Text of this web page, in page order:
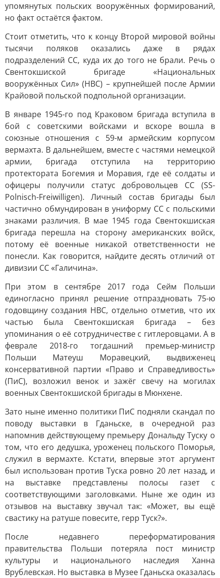
упомянутых польских вооружённых формирований,
но факт остаётся фактом.
Стоит отметить, что к концу Второй мировой войны
тысячи поляков оказались даже в рядах
подразделений СС, куда их до того не брали. Речь о
Свентокшиской бригаде «Национальных
вооружённых Сил» (НВС) – крупнейшей после Армии
Крайовой польской подпольной организации.
В январе 1945-го под Краковом бригада вступила в
бой с советскими войсками и вскоре вошла в
союзные отношения с 59-м армейским корпусом
вермахта. В дальнейшем, вместе с частями немецкой
армии, бригада отступила на территорию
протектората Богемия и Моравия, где её солдаты и
офицеры получили статус добровольцев СС (SS-
Polnisch-Freiwilligen). Личный состав бригады был
частично обмундирован в униформу СС с польскими
знаками различия. В мае 1945 года Свентокшиская
бригада перешла на сторону американских войск,
потому её военные никакой ответственности не
понесли. Как говорится, найдите десять отличий от
дивизии СС «Галичина».
При этом в сентябре 2017 года Сейм Польши
единогласно принял решение отпраздновать 75-ю
годовщину создания НВС, отдельно отметив, что их
частью была Свентокшиская бригада – без
упоминания о её сотрудничестве с гитлеровцами. А в
феврале 2018-го тогдашний премьер-министр
Польши Матеуш Mоравецкий, выдвиженец
консервативной партии «Право и Справедливость»
(ПиС), возложил венок и зажёг свечу на могилах
военных Свентокшиской бригады в Мюнхене.
Зато ныне именно политики ПиС подняли скандал по
поводу выставки в Гданьске, в очередной раз
напомнив действующему премьеру Дональду Туску о
том, что его дедушка, уроженец польского Поморья,
служил в вермахте. Кстати, впервые этот аргумент
был использован против Туска ровно 20 лет назад, и
на выставке представлены полосы газет с
соответствующими заголовками. Ныне же один из
отзывов на выставку звучал так: «Может, вы ещё
свастику на ратуше повесите, герр Туск?».
После недавнего переформатирования
правительства Польши потеряла пост министр
культуры и национального наследия Ханна
Врублевская. Но выставка в Музее Гданьска оказалась